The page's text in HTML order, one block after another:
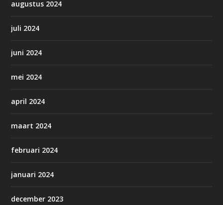
augustus 2024
juli 2024
juni 2024
mei 2024
april 2024
maart 2024
februari 2024
januari 2024
december 2023